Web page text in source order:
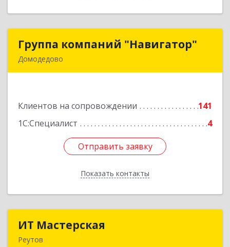
Группа компаний "Навигатор"
Домодедово
Клиентов на сопровождении
141
1С:Специалист
4
Отправить заявку
Показать контакты
Группа компаний "Навигатор"
Подробнее
Отправить заявку
Назад
ИТ Мастерская
Реутов